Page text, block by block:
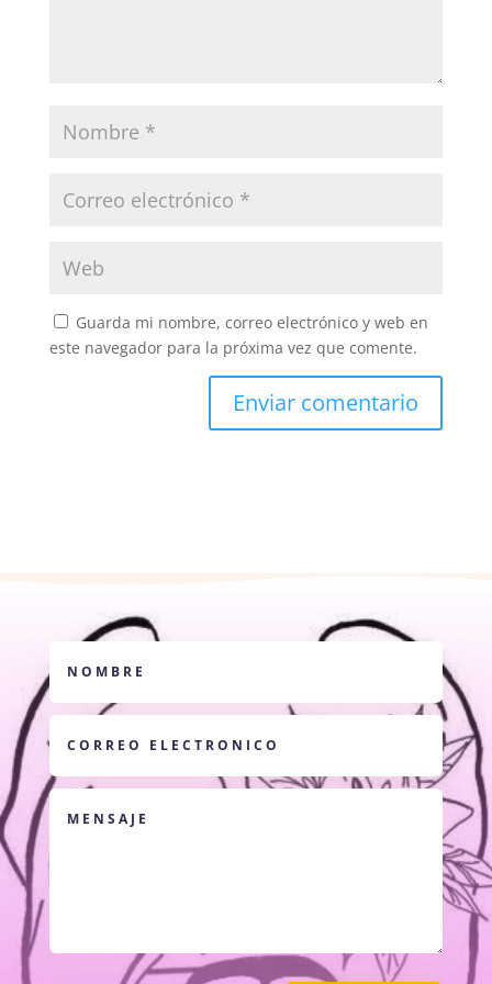
Guarda mi nombre, correo electrónico y web en
este navegador para la próxima vez que comente.